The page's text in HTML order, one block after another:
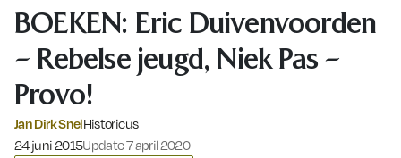
BOEKEN: Eric Duivenvoorden
– Rebelse jeugd, Niek Pas –
Provo!
Jan Dirk SnelHistoricus
Gepubliceerd op:
24 juni 2015Update 7 april 2020